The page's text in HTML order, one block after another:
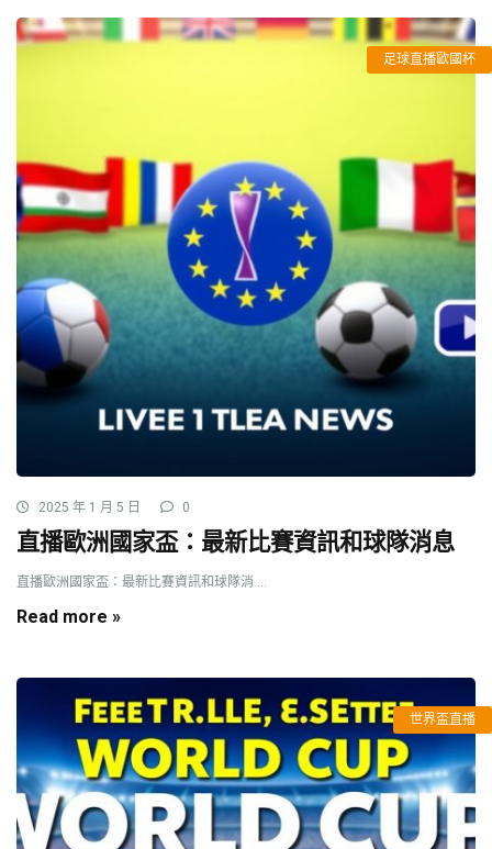
足球直播歐國杯
2025 年 1 月 5 日 0
直播歐洲國家盃：最新比賽資訊和球隊消息
直播歐洲國家盃：最新比賽資訊和球隊消 ...
Read more »
世界盃直播